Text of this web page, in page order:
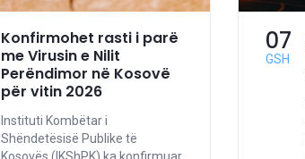
Konfirmohet rasti i parë
me Virusin e Nilit
Perëndimor në Kosovë
për vitin 2026
Instituti Kombëtar i
Shëndetësisë Publike të
07
GSH